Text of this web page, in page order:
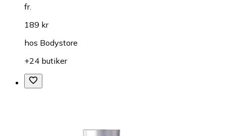
fr.
189 kr
hos Bodystore
+24 butiker